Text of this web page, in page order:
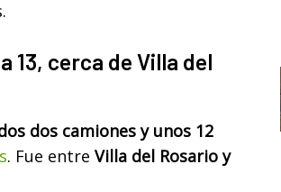
13, cerca de Villa del
dos camiones y unos 12
. Fue entre Villa del Rosario y